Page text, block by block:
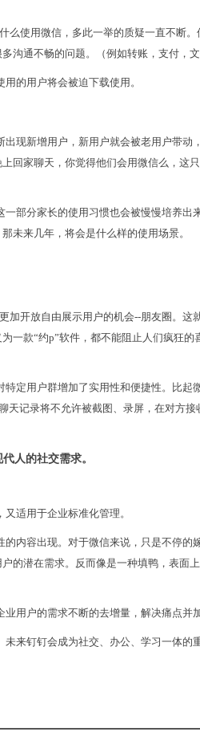
么使用微信，多此一举的质疑一直不断。
沟通不畅的问题。（例如转账，支付，文
的用户将会被迫下载使用。
现新增用户，新用户就会被老用户带动
回家聊天，你觉得他们会用微信么，这
部分家长的使用习惯也会被慢慢培养出
未来几年，将会是什么样的使用场景。
加开放自由展示用户的机会--朋友圈。这
一款“约p”软件，都不能阻止人们疯狂的
定用户群增加了实用性和便捷性。比起
天记录将不允许被截图、录屏，在对方接
人的社交需求。
适用于企业标准化管理。
内容出现。对于微信来说，只是不停的
的潜在需求。反而像是一种填鸭，表面
用户的需求不断的去增量，解决痛点并
来钉钉会成为社交、办公、学习一体的